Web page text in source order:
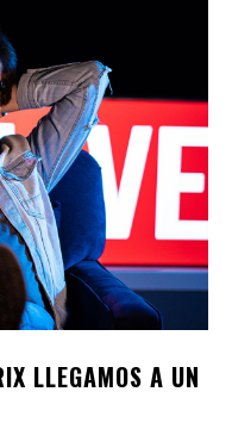
LLEGAMOS A UN